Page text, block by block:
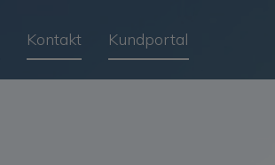
Kontakt Kundportal